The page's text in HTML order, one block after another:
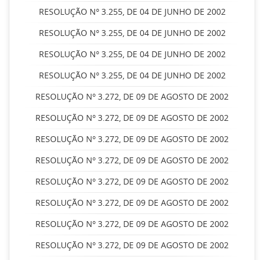
RESOLUÇÃO Nº 3.255, DE 04 DE JUNHO DE 2002
RESOLUÇÃO Nº 3.255, DE 04 DE JUNHO DE 2002
RESOLUÇÃO Nº 3.255, DE 04 DE JUNHO DE 2002
RESOLUÇÃO Nº 3.255, DE 04 DE JUNHO DE 2002
RESOLUÇÃO Nº 3.272, DE 09 DE AGOSTO DE 2002
RESOLUÇÃO Nº 3.272, DE 09 DE AGOSTO DE 2002
RESOLUÇÃO Nº 3.272, DE 09 DE AGOSTO DE 2002
RESOLUÇÃO Nº 3.272, DE 09 DE AGOSTO DE 2002
RESOLUÇÃO Nº 3.272, DE 09 DE AGOSTO DE 2002
RESOLUÇÃO Nº 3.272, DE 09 DE AGOSTO DE 2002
RESOLUÇÃO Nº 3.272, DE 09 DE AGOSTO DE 2002
RESOLUÇÃO Nº 3.272, DE 09 DE AGOSTO DE 2002